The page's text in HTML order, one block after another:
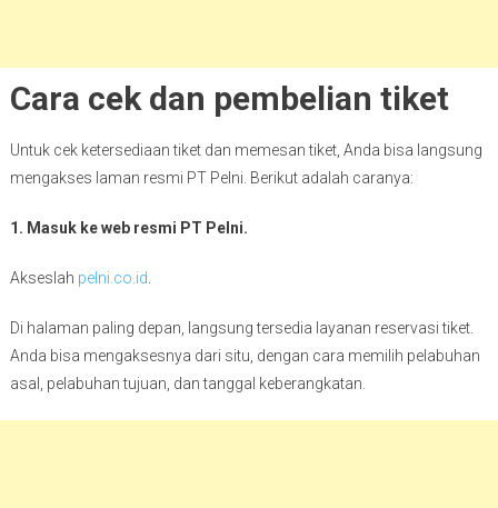
Cara cek dan pembelian tiket
Untuk cek ketersediaan tiket dan memesan tiket, Anda bisa langsung
mengakses laman resmi PT Pelni. Berikut adalah caranya:
1. Masuk ke web resmi PT Pelni.
Akseslah pelni.co.id
Di halaman paling depan, langsung tersedia layanan reservasi tiket.
Anda bisa mengaksesnya dari situ, dengan cara memilih pelabuhan
asal, pelabuhan tujuan, dan tanggal keberangkatan.